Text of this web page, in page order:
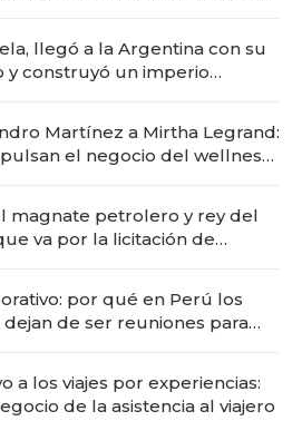
llegó a la Argentina con su
construyó un imperio
Martínez a Mirtha Legrand:
el negocio del wellness
magnate petrolero y rey del
va por la licitación de
por qué en Perú los
dejan de ser reuniones para
a los viajes por experiencias:
de la asistencia al viajero